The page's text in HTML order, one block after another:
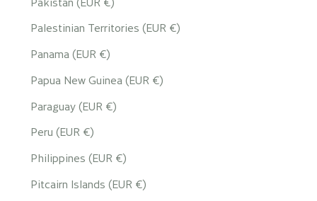
Palestinian Territories (EUR €)
Panama (EUR €)
Papua New Guinea (EUR €)
Paraguay (EUR €)
Peru (EUR €)
Philippines (EUR €)
Pitcairn Islands (EUR €)